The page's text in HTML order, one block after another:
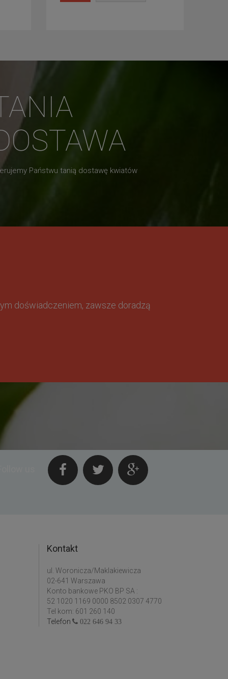
Państwu tanią dostawę kwiatów
doświadczeniem, zawsze doradzą
Kontakt
ul. Woronicza/Maklakiewicza
02-641 Warszawa
Konto bankowe PKO BP SA :
52 1020 1169 0000 8502 0307 4770
Tel kom: 601 260 140
Telefon
022 646 94 33